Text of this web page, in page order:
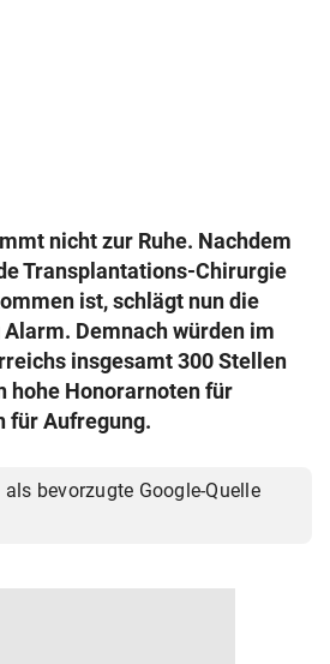
nicht zur Ruhe. Nachdem
Transplantations-Chirurgie
ist, schlägt nun die
Demnach würden im
insgesamt 300 Stellen
hohe Honorarnoten für
für Aufregung.
bevorzugte Google-Quelle